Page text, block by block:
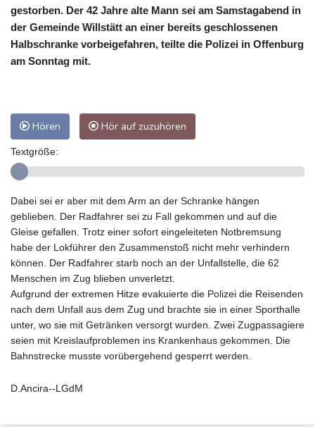
gestorben. Der 42 Jahre alte Mann sei am Samstagabend in
der Gemeinde Willstätt an einer bereits geschlossenen
Halbschranke vorbeigefahren, teilte die Polizei in Offenburg
am Sonntag mit.
Hören Hör auf zuzuhören
Textgröße:
Dabei sei er aber mit dem Arm an der Schranke hängen
geblieben. Der Radfahrer sei zu Fall gekommen und auf die
Gleise gefallen. Trotz einer sofort eingeleiteten Notbremsung
habe der Lokführer den Zusammenstoß nicht mehr verhindern
können. Der Radfahrer starb noch an der Unfallstelle, die 62
Menschen im Zug blieben unverletzt.
Aufgrund der extremen Hitze evakuierte die Polizei die Reisenden
nach dem Unfall aus dem Zug und brachte sie in einer Sporthalle
unter, wo sie mit Getränken versorgt wurden. Zwei Zugpassagiere
seien mit Kreislaufproblemen ins Krankenhaus gekommen. Die
Bahnstrecke musste vorübergehend gesperrt werden.
D.Ancira--LGdM